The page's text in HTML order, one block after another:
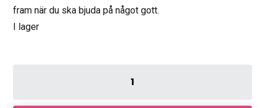
fram när du ska bjuda på något gott.
I lager